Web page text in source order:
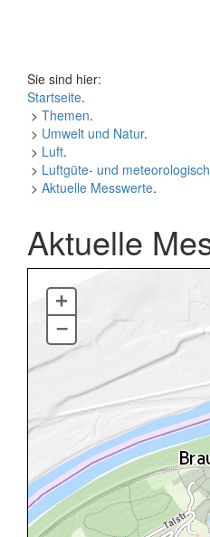
Sie sind hier:
Startseite.
> Themen.
> Umwelt und Natur.
> Luft.
> Luftgüte- und
> Aktuelle Messwerte.
Aktuelle
+
–